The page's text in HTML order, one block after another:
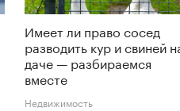
Имеет ли право сосед
разводить кур и свиней
даче — разбираемся
вместе
Недвижимость